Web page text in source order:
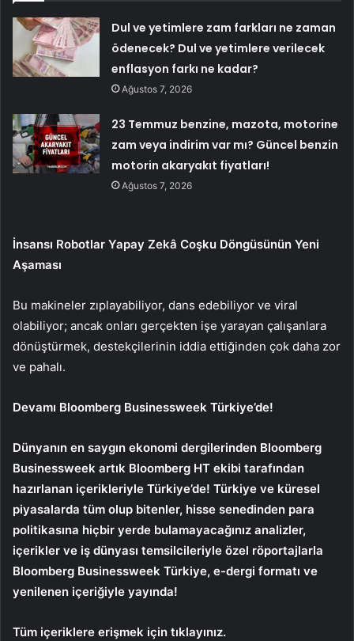
Dul ve yetimlere zam farkları ne zaman
ödenecek? Dul ve yetimlere verilecek
enflasyon farkı ne kadar?
Ağustos 7, 2026
23 Temmuz benzine, mazota, motorine
zam veya indirim var mı? Güncel benzin
motorin akaryakıt fiyatları!
Ağustos 7, 2026
İnsansı Robotlar Yapay Zekâ Coşku Döngüsünün Yeni
Aşaması
Bu makineler zıplayabiliyor, dans edebiliyor ve viral
olabiliyor; ancak onları gerçekten işe yarayan çalışanlara
dönüştürmek, destekçilerinin iddia ettiğinden çok daha zor
ve pahalı.
Devamı Bloomberg Businessweek Türkiye’de!
Dünyanın en saygın ekonomi dergilerinden Bloomberg
Businessweek artık Bloomberg HT ekibi tarafından
hazırlanan içerikleriyle Türkiye’de! Türkiye ve küresel
piyasalarda tüm olup bitenler, hisse senedinden para
politikasına hiçbir yerde bulamayacağınız analizler,
içerikler ve iş dünyası temsilcileriyle özel röportajlarla
Bloomberg Businessweek Türkiye, e-dergi formatı ve
yenilenen içeriğiyle yayında!
Tüm içeriklere erişmek için tıklayınız.